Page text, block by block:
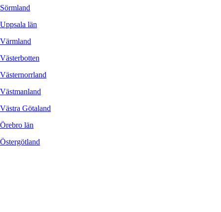
Sörmland
Uppsala län
Värmland
Västerbotten
Västernorrland
Västmanland
Västra Götaland
Örebro län
Östergötland